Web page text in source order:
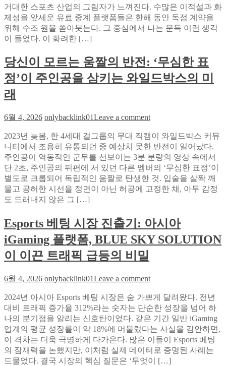
번
에
찾
해
외
사
비
교
의
사
각
를
뚫
다:
비
로
찾
는
숨
은
해
이
너
리
기
거대한 스포츠 산업의 그림자가 느껴진다. 수많은 이적설과 화
제성을 앞세운 유료 중계 플랫폼들은 한해 동안 독점 계약을
위해 수조 원을 쏟아붓는다. 그 중심에서 나는 문득 이런 생각
이 들었다. 이 화려한 […]
당신이 모르는 움짤의 반전: ‘무심한 표
정’이 주인공을 삼키는 와일드박스의 미
래
6월 4, 2026 onlybacklink01Leave a commenton
신
이
모
르
는
움
반
전:
‘무
정’이
주
인
공
을
삼
키
는
2023년 늦봄, 한 4세대 걸그룹의 무대 직캠이 와일드박스 커뮤
니티에서 조용히 유통되던 중 예상치 못한 반전이 일어났다.
주인공이 역동적인 군무를 선보이는 3분 분량의 영상 속에서
단 2초, 주인공의 뒤편에 서 있던 다른 멤버의 ‘무심한 표정’이
별도로 크롭되어 독립적인 움짤로 탄생한 것. 입술을 살짝 깨
물고 공허한 시선을 정면이 아닌 허공에 고정한 채, 아무 감정
도 드러내지 않은 그 […]
Esports 베팅 시장 진출기: 아시아
iGaming 플랫폼, BLUE SKY SOLUTION
이 이끈 트래픽 급등의 비밀
6월 4, 2026 onlybacklink01Leave a commenton
베
팅
시
장
진
출
기:
2024년 아시아 Esports 베팅 시장은 숨 가쁘게 달려왔다. 전년
대비 트래픽 증가율 312%라는 숫자는 단순한 성장을 넘어 하
나의 분기점을 알리는 신호탄이었다. 같은 기간 일반 iGaming
업계의 평균 성장률이 약 18%에 머물렀다는 사실을 감안하면,
이 격차는 더욱 극명하게 다가온다. 많은 이들이 Esports 베팅
의 잠재력을 논했지만, 이처럼 실제 데이터로 증명된 사례는
드물었다. 결국 시장의 핵심 질문은 ‘무엇이 […]